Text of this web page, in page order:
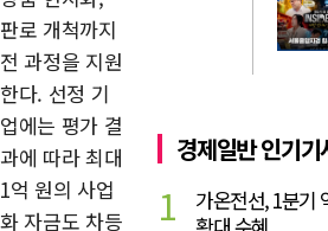
판로 개척까지
전 과정을 지원
한다. 선정 기
업에는 평가 결
과에 따라 최대
1억 원의 사업
화 자금도 차등
경제일반 인기기
1
가온전선, 1분기